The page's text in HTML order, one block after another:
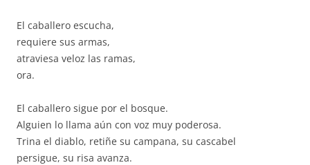
El caballero escucha,
requiere sus armas,
atraviesa veloz las ramas,
ora.
El caballero sigue por el bosque.
Alguien lo llama aún con voz muy poderosa.
Trina el diablo, retiñe su campana, su cascabel
persigue, su risa avanza.